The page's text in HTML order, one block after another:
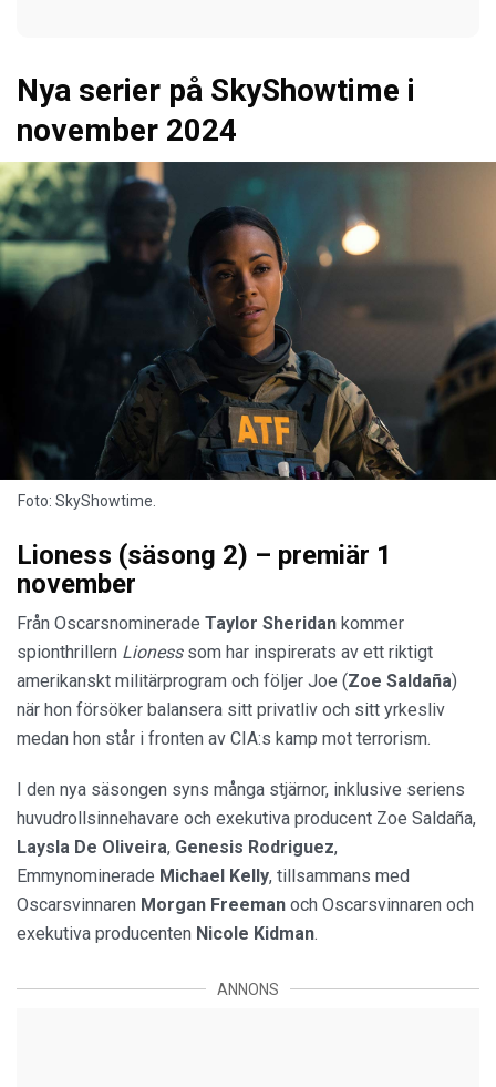
Nya serier på SkyShowtime i
november 2024
Foto: SkyShowtime.
Lioness (säsong 2) – premiär 1
november
Från Oscarsnominerade Taylor Sheridan kommer
spionthrillern Lionesssom har inspirerats av ett riktigt
amerikanskt militärprogram och följer Joe (Zoe Saldaña)
när hon försöker balansera sitt privatliv och sitt yrkesliv
medan hon står i fronten av CIA:s kamp mot terrorism.
I den nya säsongen syns många stjärnor, inklusive seriens
huvudrollsinnehavare och exekutiva producent Zoe Saldaña,
Laysla De Oliveira, Genesis Rodriguez,
Emmynominerade Michael Kelly, tillsammans med
Oscarsvinnaren Morgan Freeman och Oscarsvinnaren och
exekutiva producenten Nicole Kidman.
ANNONS